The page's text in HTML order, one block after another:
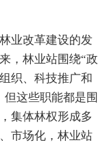
业改革建设的发
，林业站围绕“政
织、科技推广和
这些职能都是围
集体林权形成多
市场化，林业站